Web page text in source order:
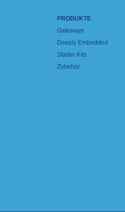
PRODUKTE
Gateways
Deeply Embedded
Starter Kits
Zubehör